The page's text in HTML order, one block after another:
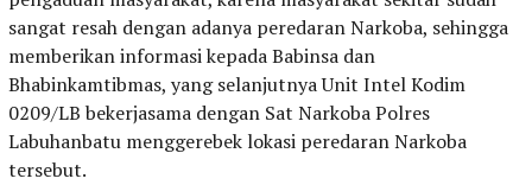
sangat resah dengan adanya peredaran Narkoba, sehingga
memberikan informasi kepada Babinsa dan
Bhabinkamtibmas, yang selanjutnya Unit Intel Kodim
0209/LB bekerjasama dengan Sat Narkoba Polres
Labuhanbatu menggerebek lokasi peredaran Narkoba
tersebut.